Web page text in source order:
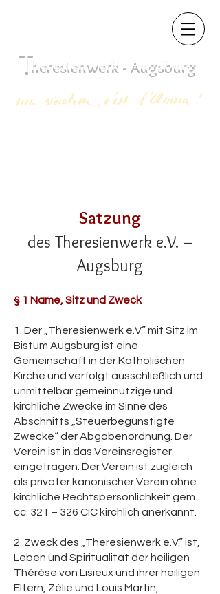
Theresienwerk - Augsburg
Satzung
des Theresienwerk e.V. –
Augsburg
§ 1 Name, Sitz und Zweck
1. Der „Theresienwerk e.V.” mit Sitz im
Bistum Augsburg ist eine
Gemeinschaft in der Katholischen
Kirche und verfolgt ausschließlich und
unmittelbar gemeinnützige und
kirchliche Zwecke im Sinne des
Abschnitts „Steuerbegünstigte
Zwecke“ der Abgabenordnung. Der
Verein ist in das Vereinsregister
eingetragen. Der Verein ist zugleich
als privater kanonischer Verein ohne
kirchliche Rechtspersönlichkeit gem.
cc. 321 – 326 CIC kirchlich anerkannt.
2. Zweck des „Theresienwerk e.V.” ist,
Leben und Spiritualität der heiligen
Thérèse von Lisieux und ihrer heiligen
Eltern, Zélie und Louis Martin,